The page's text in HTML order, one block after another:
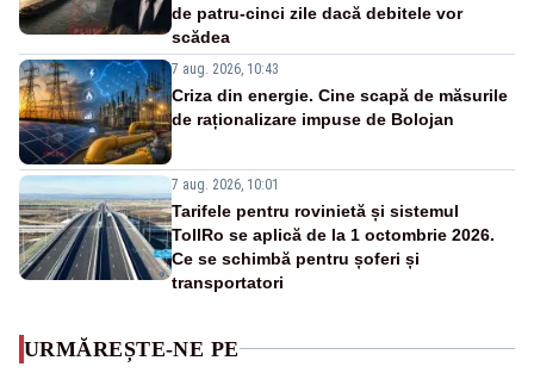
de patru-cinci zile dacă debitele vor
scădea
7 aug. 2026, 10:43
Criza din energie. Cine scapă de măsurile
de raționalizare impuse de Bolojan
7 aug. 2026, 10:01
Tarifele pentru rovinietă și sistemul
TollRo se aplică de la 1 octombrie 2026.
Ce se schimbă pentru șoferi și
transportatori
URMĂREȘTE-NE PE